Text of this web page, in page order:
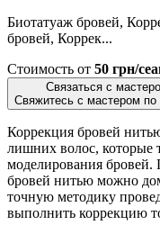
Биотатуаж бровей,
бровей, Коррек...
Стоимость от 50 грн/
Связаться с
Свяжитесь с мастером по
Коррекция бровей
лишних волос, которые
моделирования бровей.
бровей нитью можно
точную методику
выполнить коррекцию